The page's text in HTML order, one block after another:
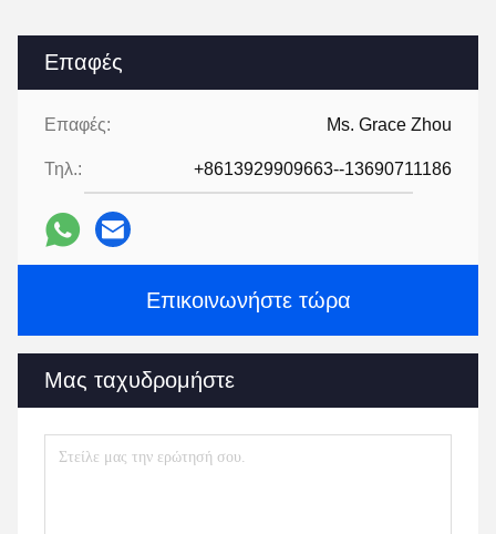
Επαφές
Επαφές: Ms. Grace Zhou
Τηλ.: +8613929909663--13690711186
Επικοινωνήστε τώρα
Μας ταχυδρομήστε